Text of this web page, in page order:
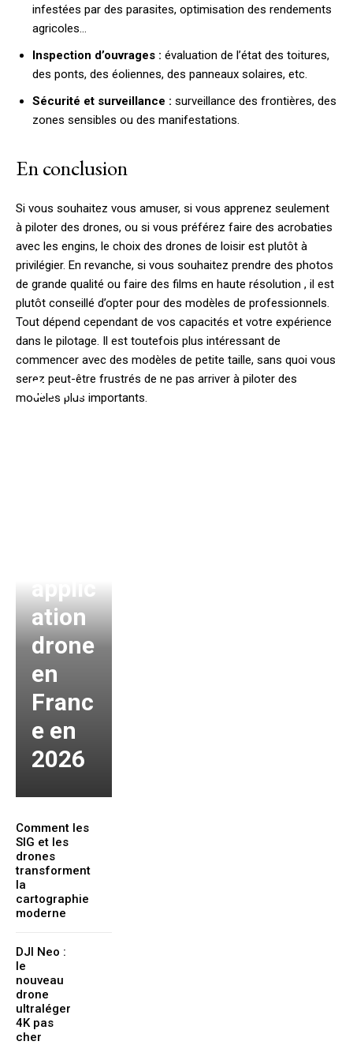
infestées par des parasites, optimisation des rendements
agricoles…
Inspection d’ouvrages : évaluation de l’état des toitures,
des ponts, des éoliennes, des panneaux solaires, etc.
Sécurité et surveillance : surveillance des frontières, des
zones sensibles ou des manifestations.
En conclusion
Si vous souhaitez vous amuser, si vous apprenez seulement
à piloter des drones, ou si vous préférez faire des acrobaties
avec les engins, le choix des drones de loisir est plutôt à
privilégier. En revanche, si vous souhaitez prendre des photos
de grande qualité ou faire des films en haute résolution , il est
plutôt conseillé d’opter pour des modèles de professionnels.
Tout dépend cependant de vos capacités et votre expérience
dans le pilotage. Il est toutefois plus intéressant de
commencer avec des modèles de petite taille, sans quoi vous
serez peut-être frustrés de ne pas arriver à piloter des
modèles plus importants.
Dron
applic
ation
drone
en
Franc
e en
2026
Comment les
SIG et les
drones
transforment
la
cartographie
moderne
DJI Neo :
le
nouveau
drone
ultraléger
4K pas
cher